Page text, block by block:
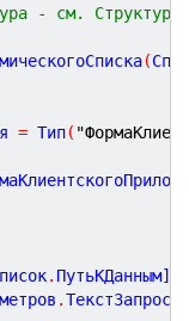
- см.
(
= Тип(
. ПутьКДанным]
.ТекстЗапроса